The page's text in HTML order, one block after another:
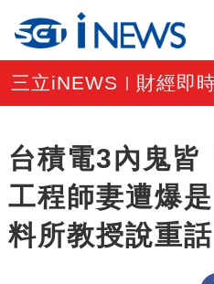
三立iNEWS 財經即
台積電3內鬼皆
工程師妻遭爆
料所教授說重話